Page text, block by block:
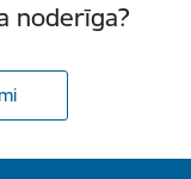
noderīga?